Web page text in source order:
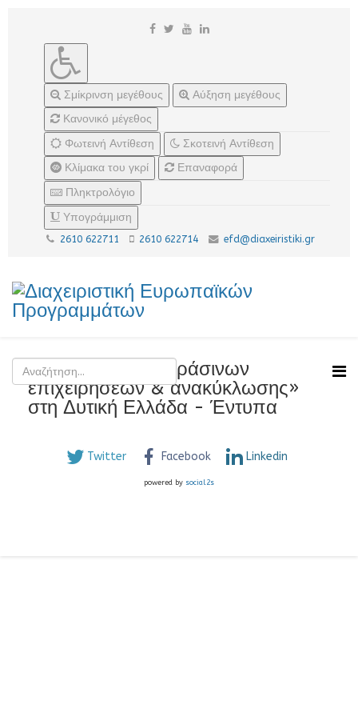
Σμίκρινση μεγέθους
Αύξηση μεγέθους
Κανονικό μέγεθος
Φωτεινή Αντίθεση
Σκοτεινή Αντίθεση
Κλίμακα του γκρί
Επαναφορά
Πληκτρολόγιο
Υπογράμμιση
2610 622711 2610 622714 efd@diaxeiristiki.gr
Ενίσχυση των «πράσινων
επιχειρήσεων & ανακύκλωσης»
στη Δυτική Ελλάδα - Έντυπα
Twitter Facebook Linkedin
powered by social2s